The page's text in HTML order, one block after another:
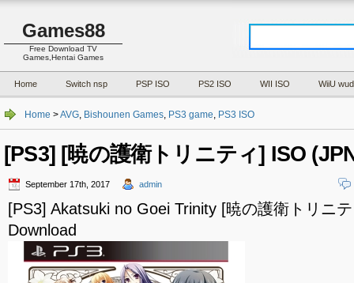
Games88
Free Download TV
Games,Hentai Games
Home Switch nsp PSP ISO PS2 ISO WII ISO WiiU wud
Home >AVG, Bishounen Games, PS3 game, PS3 ISO
[PS3] [暁の護衛トリニティ] ISO
September 17th, 2017 admin
[PS3] Akatsuki no Goei Trinity [暁の護衛トリニ
Download